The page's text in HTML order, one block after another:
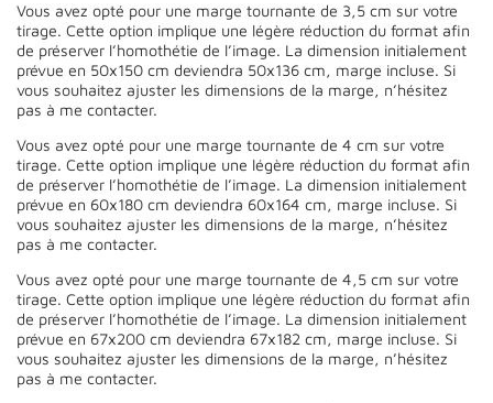
Vous avez opté pour une marge tournante de 3,5 cm sur votre
tirage. Cette option implique une légère réduction du format afin
de préserver l’homothétie de l’image. La dimension initialement
prévue en 50x150 cm deviendra 50x136 cm, marge incluse. Si
vous souhaitez ajuster les dimensions de la marge, n’hésitez
pas à me contacter.
Vous avez opté pour une marge tournante de 4 cm sur votre
tirage. Cette option implique une légère réduction du format afin
de préserver l’homothétie de l’image. La dimension initialement
prévue en 60x180 cm deviendra 60x164 cm, marge incluse. Si
vous souhaitez ajuster les dimensions de la marge, n’hésitez
pas à me contacter.
Vous avez opté pour une marge tournante de 4,5 cm sur votre
tirage. Cette option implique une légère réduction du format afin
de préserver l’homothétie de l’image. La dimension initialement
prévue en 67x200 cm deviendra 67x182 cm, marge incluse. Si
vous souhaitez ajuster les dimensions de la marge, n’hésitez
pas à me contacter.